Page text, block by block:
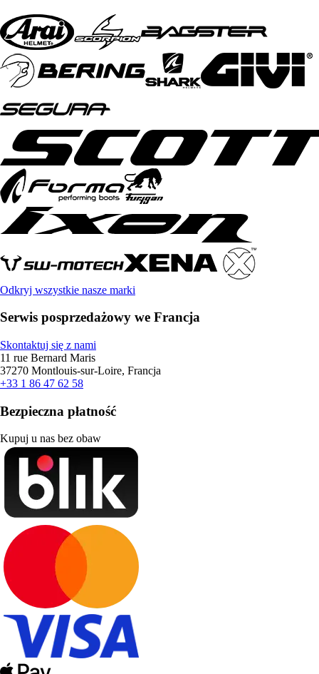
Odkryj wszystkie nasze marki
Serwis posprzedażowy we Francja
Skontaktuj się z nami
11 rue Bernard Maris
37270 Montlouis-sur-Loire, Francja
+33 1 86 47 62 58
Bezpieczna płatność
Kupuj u nas bez obaw